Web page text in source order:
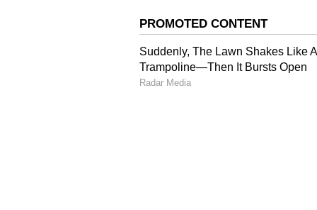
ಮಹಾಭಾರತದ ಆ ಪಾತ್ರಕ್ಕೆ ಬಣ್ಣ
ಮನೋರಂಜನೆ ಬೇಕೆಂದ್ರೆ ಈಗ ಜನ್ರು
ಎಂಟರ್‌ಟೈನ್‌ಮೆಂಟ್, ಅದರಲ್ಲಿಯೂ
ಸೇರ್ತಿತ್ತು. ಪೌರಾಣಿಕ ನಾಟಕದಲ್ಲಿ
ಎಲ್ಲಾ ಪಾತ್ರಗಳಿಗೂ ಕಲಾವಿದ್ರು
ಒಂದಲ್ಲ.. ನೂರು ಬಾರಿ ಅವರು ಯೋಚ್ನೆ